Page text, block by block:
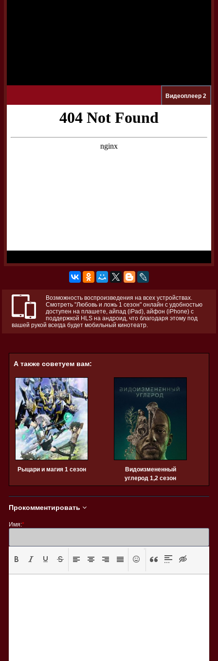
Видеоплеер 2
Возможность воспроизведения на всех устройствах.
Смотреть "Любовь и ложь 1 сезон" онлайн с удобностью
доступен на плашете, айпад (iPad), айфон (iPhone) с
поддержкой HLS на андроид, что благодаря этому под
вашей рукой всегда будет мобильный кинотеатр.
А также советуем вам:
Рыцари и магия 1 сезон
Видоизмененный
углерод 1,2 сезон
Прокомментировать
Имя:*